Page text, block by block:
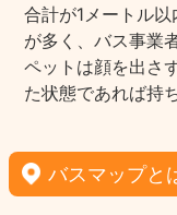
合計が1メートル
が多く、バス事業
ペットは顔を出さ
た状態であれば持
バスマップと